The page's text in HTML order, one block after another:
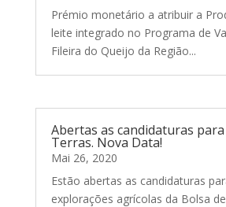
Prémio monetário a atribuir a
leite integrado no Programa de
Fileira do Queijo da Região...
Abertas as candidaturas
Terras. Nova Data!
Mai 26, 2020
Estão abertas as candidaturas
explorações agrícolas da Bolsa